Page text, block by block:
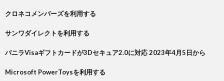
クロネコメンバーズを利用する
サンワダイレクトを利用する
バニラVisaギフトカードが3Dセキュア2.0に対応 2023年4月5日から
Microsoft PowerToysを利用する